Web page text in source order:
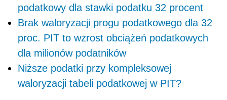
podatkowy dla stawki podatku 32 procent
Brak waloryzacji progu podatkowego dla 32
proc. PIT to wzrost obciążeń podatkowych
dla milionów podatników
Niższe podatki przy kompleksowej
waloryzacji tabeli podatkowej w PIT?